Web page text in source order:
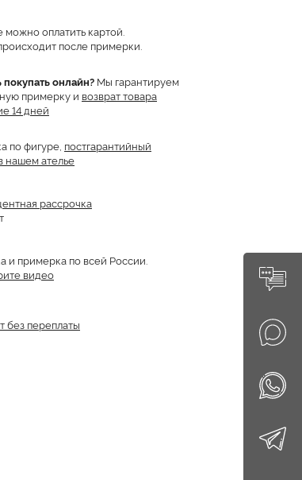
можно оплатить картой.
после примерки.
покупать онлайн? Мы гарантируем
примерку и возврат товара
14 дней
по фигуре, постгарантийный
нашем ателье
рассрочка
и примерка по всей России.
видео
без переплаты